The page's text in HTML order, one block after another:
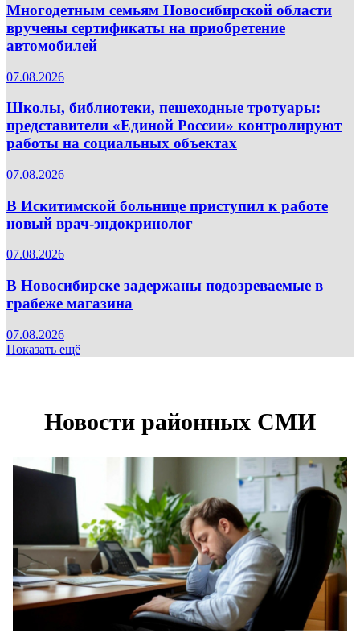
Многодетным семьям Новосибирской области
вручены сертификаты на приобретение
автомобилей
07.08.2026
Школы, библиотеки, пешеходные тротуары:
представители «Единой России» контролируют
работы на социальных объектах
07.08.2026
В Искитимской больнице приступил к работе
новый врач-эндокринолог
07.08.2026
В Новосибирске задержаны подозреваемые в
грабеже магазина
07.08.2026
Показать ещё